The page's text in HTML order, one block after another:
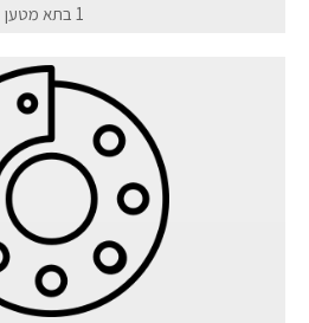
1 בתא מטען